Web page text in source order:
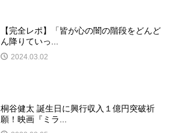
【完全レポ】「皆が心の闇の階段をどんど
ん降りていっ...
2024.03.02
桐谷健太 誕生日に興行収入１億円突破祈
願！映画『ミラ...